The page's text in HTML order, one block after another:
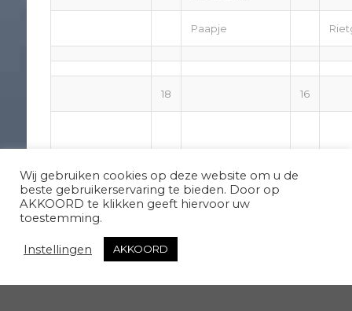
Paapje
18 16
Wij gebruiken cookies op deze website om u de
beste gebruikerservaring te bieden. Door op
AKKOORD te klikken geeft hiervoor uw
toestemming.
Instellingen AKKOORD